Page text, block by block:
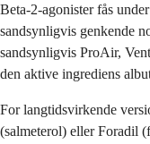
Beta-2-agonister fås
sandsynligvis genkende
sandsynligvis ProAir,
den aktive ingrediens
For langtidsvirkende
(salmeterol) eller Foradil